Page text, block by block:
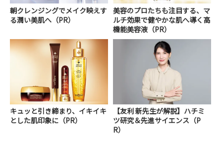
朝クレンジングでメイク映えす
る潤い美肌へ（PR）
美容のプロたちも注目する、マ
ルチ効果で健やかな肌へ導く高
機能美容液（PR）
キュッと引き締まり、イキイキ
とした肌印象に（PR）
【友利 新先生が解説】ハチミ
ツ研究＆先進サイエンス（P
R）